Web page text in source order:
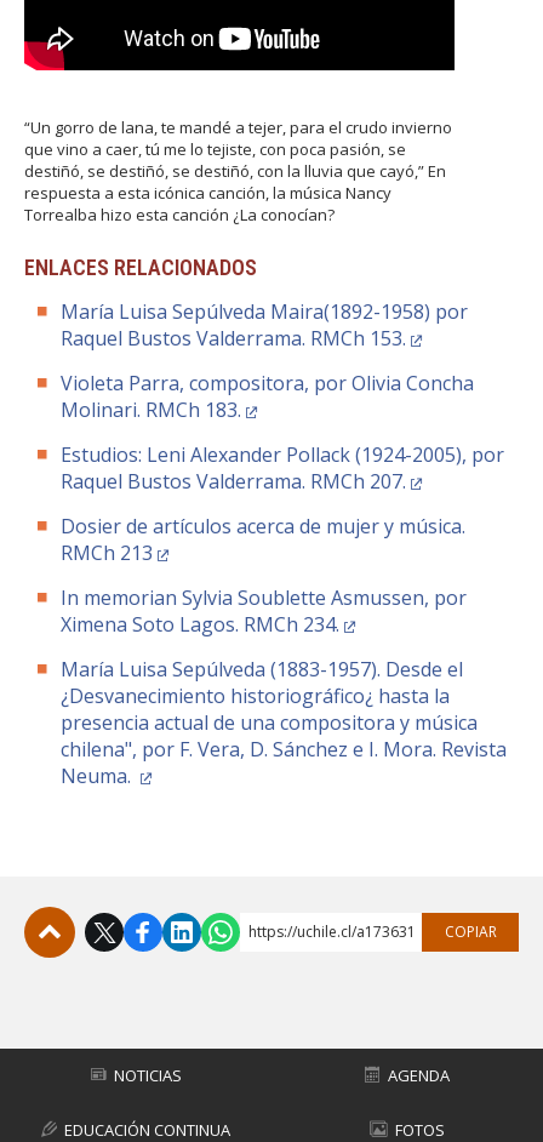
“Un gorro de lana, te mandé a tejer, para el crudo invierno
que vino a caer, tú me lo tejiste, con poca pasión, se
destiñó, se destiñó, se destiñó, con la lluvia que cayó,” En
respuesta a esta icónica canción, la música Nancy
Torrealba hizo esta canción ¿La conocían?
ENLACES RELACIONADOS
María Luisa Sepúlveda Maira(1892-1958) por
Raquel Bustos Valderrama. RMCh 153.
Violeta Parra, compositora, por Olivia Concha
Molinari. RMCh 183.
Estudios: Leni Alexander Pollack (1924-2005), por
Raquel Bustos Valderrama. RMCh 207.
Dosier de artículos acerca de mujer y música.
RMCh 213
In memorian Sylvia Soublette Asmussen, por
Ximena Soto Lagos. RMCh 234.
María Luisa Sepúlveda (1883-1957). Desde el
¿Desvanecimiento historiográfico¿ hasta la
presencia actual de una compositora y música
chilena", por F. Vera, D. Sánchez e I. Mora. Revista
Neuma.
https://uchile.cl/a173631 COPIAR
NOTICIAS AGENDA
EDUCACIÓN CONTINUA FOTOS